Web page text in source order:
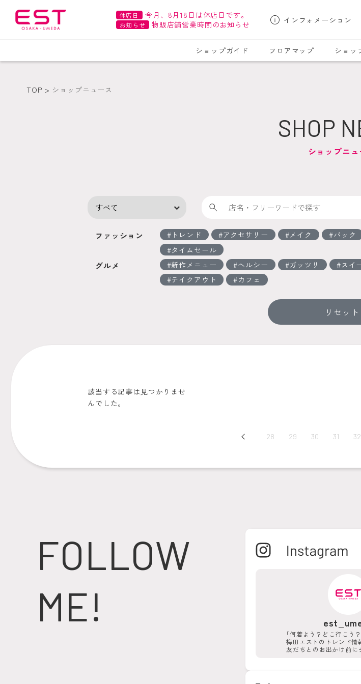
休店日 今月、8月18日は休店日です。
お知らせ 物販店舗営業時間のお知らせ インフォメーション
ショップガイド フロアマップ ショッ
TOP ショップニュース
SHOP
ショップニ
ファッション トレンド アクセサリー メイク バック
タイムセール
グルメ 新作メニュー ヘルシー ガッツリ スイ
テイクアウト
カフェ
リセット
該当する記事は見つかりませ
んでした。
Prev 28 29 30 31 32
FOLLOW
ME!
「何着よう？どこ行こう
梅田エストのトレンド情
友だちとのお出かけ前に